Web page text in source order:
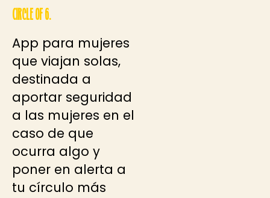
Circle of 6.
App para mujeres
que viajan solas,
destinada a
aportar seguridad
a las mujeres en el
caso de que
ocurra algo y
poner en alerta a
tu círculo más